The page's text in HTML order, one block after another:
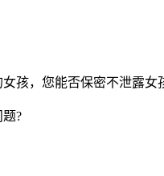
孩，您能否保密不泄露女
?